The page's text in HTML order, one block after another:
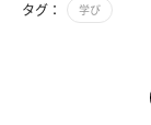
タグ： 学び